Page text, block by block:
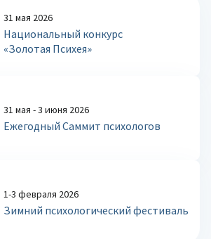
31 мая 2026
Национальный конкурс
«Золотая Психея»
31 мая - 3 июня 2026
Ежегодный Саммит психологов
1-3 февраля 2026
Зимний психологический фестиваль